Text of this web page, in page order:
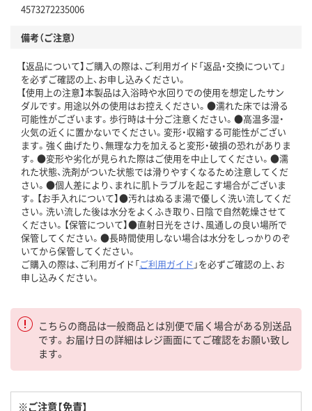
4573272235006
備考（ご注意）
【返品について】ご購入の際は、ご利用ガイド「返品・交換について」
を必ずご確認の上、お申し込みください。
【使用上の注意】本製品は入浴時や水回りでの使用を想定したサン
ダルです。用途以外の使用はお控えください。●濡れた床では滑る
可能性がございます。歩行時は十分ご注意ください。●高温多湿・
火気の近くに置かないでください。変形・収縮する可能性がござい
ます。強く曲げたり、無理な力を加えると変形・破損の恐れがありま
す。●変形や劣化が見られた際はご使用を中止してください。●濡
れた状態、洗剤がついた状態では滑りやすくなるため注意してくだ
さい。●個人差により、まれに肌トラブルを起こす場合がございま
す。【お手入れについて】●汚れはぬるま湯で優しく洗い流してくだ
さい。洗い流した後は水分をよくふき取り、日陰で自然乾燥させて
ください。【保管について】●直射日光をさけ、風通しの良い場所で
保管してください。●長時間使用しない場合は水分をしっかりのぞ
いてから保管してください。
ご購入の際は、ご利用ガイド「ご利用ガイド 」を必ずご確認の上、お
申し込みください。
こちらの商品は一般商品とは別便で届く場合がある別送品
です。お届け日の詳細はレジ画面にてご確認をお願い致し
ます。
※ご注意【免責】